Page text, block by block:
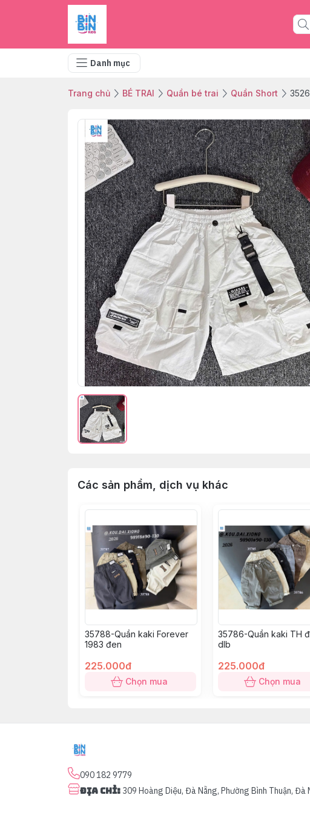
Danh mục
Trang chủ BÉ TRAI Quần bé trai Quần Short
Các sản phẩm, dịch vụ khác
35788-Quần kaki Forever
1983 đen
225.000đ
Chọn mua
35786-Quần kaki TH
dlb
225.000đ
Chọn mua
090 182 9779
Địa chỉ: 309 Hoàng Diệu, Đà Nẵng, Phường Bình Thuận, Đà